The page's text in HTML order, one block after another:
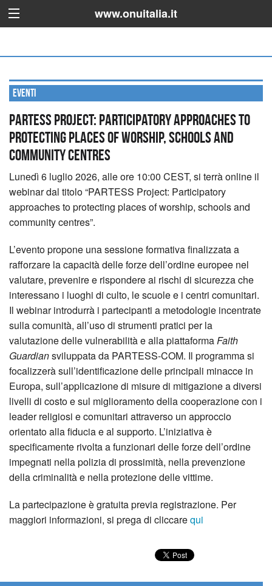
www.onuitalia.it
Eventi
PARTESS Project: Participatory approaches to
protecting places of worship, schools and
community centres
Lunedì 6 luglio 2026, alle ore 10:00 CEST, si terrà online il
webinar dal titolo “PARTESS Project: Participatory
approaches to protecting places of worship, schools and
community centres”.
L’evento propone una sessione formativa finalizzata a
rafforzare la capacità delle forze dell’ordine europee nel
valutare, prevenire e rispondere ai rischi di sicurezza che
interessano i luoghi di culto, le scuole e i centri comunitari.
Il webinar introdurrà i partecipanti a metodologie incentrate
sulla comunità, all’uso di strumenti pratici per la
valutazione delle vulnerabilità e alla piattaformaFaith
Guardiansviluppata da PARTESS-COM. Il programma si
focalizzerà sull’identificazione delle principali minacce in
Europa, sull’applicazione di misure di mitigazione a diversi
livelli di costo e sul miglioramento della cooperazione con i
leader religiosi e comunitari attraverso un approccio
orientato alla fiducia e al supporto. L’iniziativa è
specificamente rivolta a funzionari delle forze dell’ordine
impegnati nella polizia di prossimità, nella prevenzione
della criminalità e nella protezione delle vittime.
La partecipazione è gratuita previa registrazione. Per
maggiori informazioni, si prega di cliccarequi